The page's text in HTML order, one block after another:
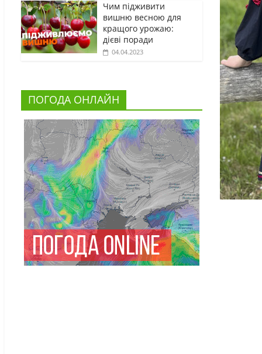
Чим підживити
вишню весною для
кращого урожаю:
дієві поради
04.04.2023
ПОГОДА ОНЛАЙН